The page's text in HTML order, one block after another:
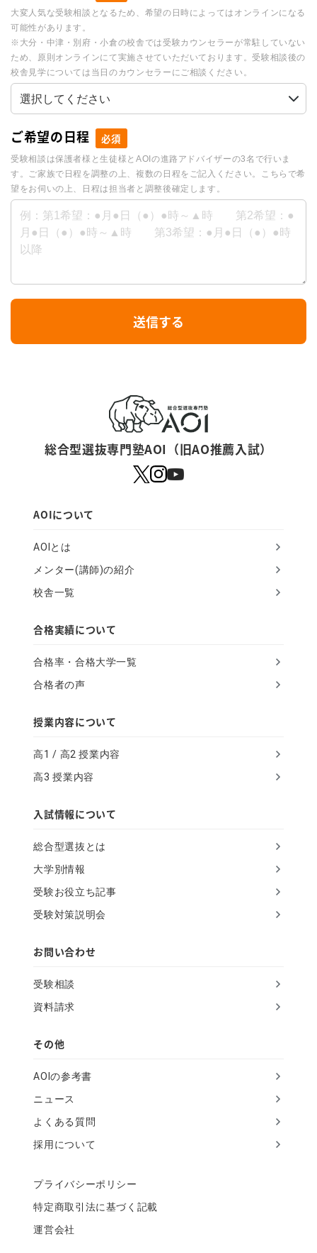
大変人気な受験相談となるため、希望の日時によってはオンラインになる
可能性があります。
※大分・中津・別府・小倉の校舎では受験カウンセラーが常駐していない
ため、原則オンラインにて実施させていただいております。受験相談後の
校舎見学については当日のカウンセラーにご相談ください。
ご希望の日程 必須
受験相談は保護者様と生徒様とAOIの進路アドバイザーの3名で行いま
す。ご家族で日程を調整の上、複数の日程をご記入ください。こちらで希
望をお伺いの上、日程は担当者と調整後確定します。
I
送信する
総合型選抜専門塾AOI（旧AO推薦入試）
AOIについて
AOIとは
メンター(講師)の紹介
校舎一覧
合格実績について
合格率・合格大学一覧
合格者の声
授業内容について
高1 / 高2 授業内容
高3 授業内容
入試情報について
総合型選抜とは
大学別情報
受験お役立ち記事
受験対策説明会
お問い合わせ
受験相談
資料請求
その他
AOIの参考書
ニュース
よくある質問
採用について
プライバシーポリシー
特定商取引法に基づく記載
運営会社